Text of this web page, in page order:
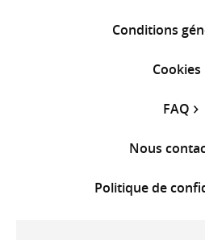
Conditions
Cookies
FAQ
Nous
Politique de